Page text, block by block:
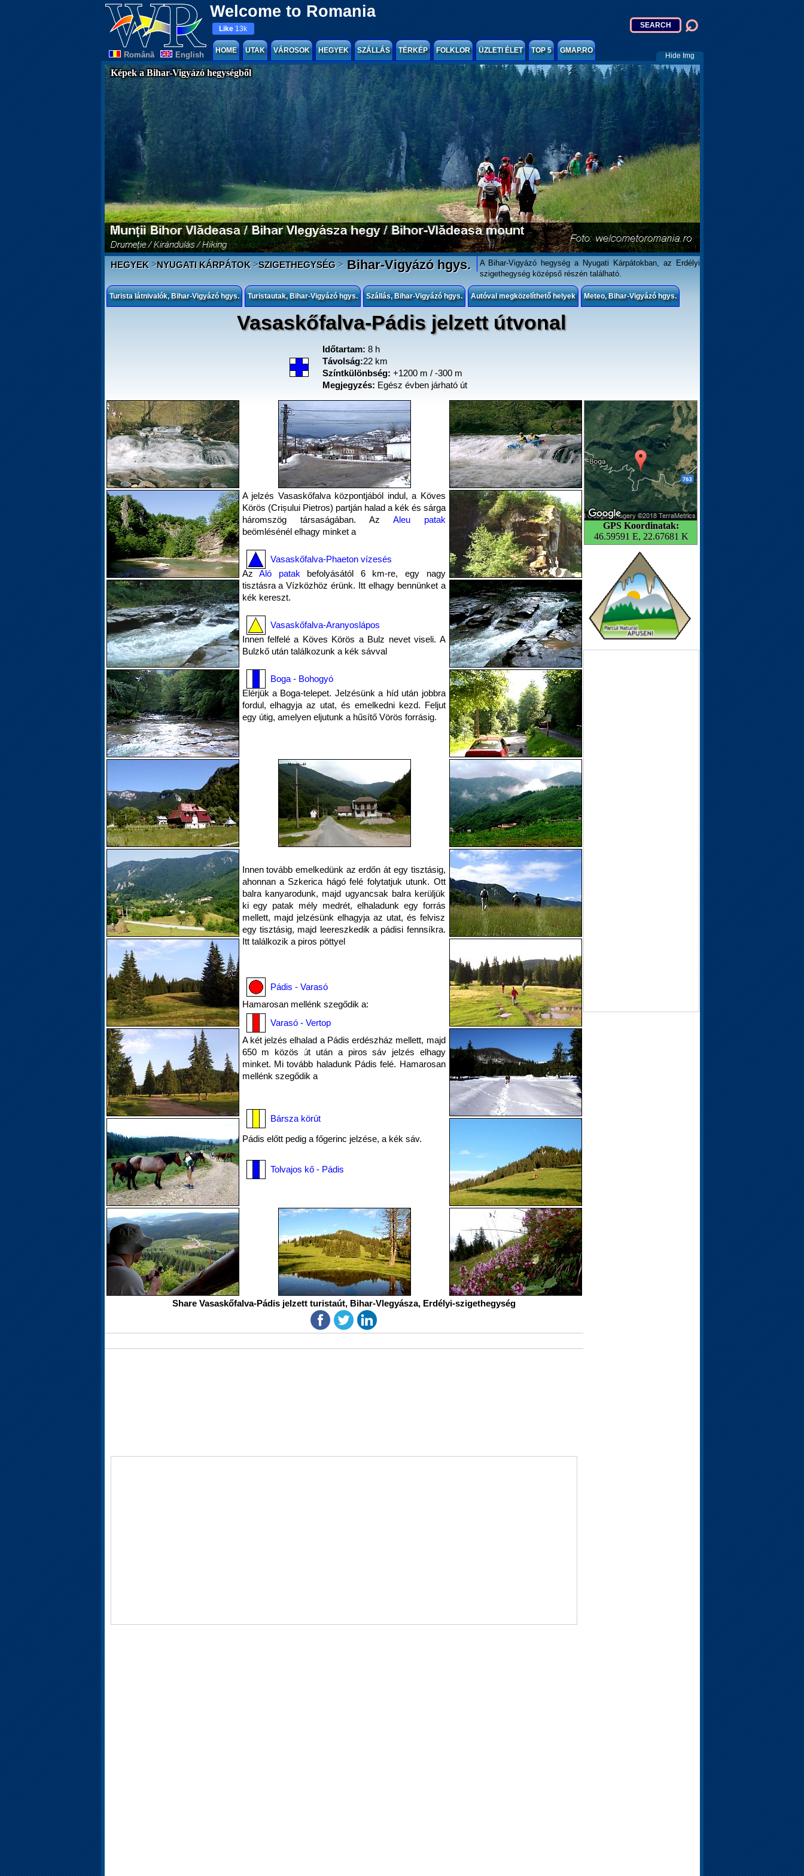
Welcome to Romania
Românã English
Like 13k
HOME UTAK VÁROSOK HEGYEK SZÁLLÁS TÉRKÉP FOLKLOR ÜZLETI ÉLET TOP 5 GMAP.RO
Hide Img
Képek a Bihar-Vigyázó hegységből
HEGYEK>NYUGATI KÁRPÁTOK>SZIGETHEGYSÉG>Bihar-Vigyázó hgys.
A Bihar-Vigyázó hegység a Nyugati Kárpátokban, az Erdélyi
szigethegység középső részén található.
Turista látnivalók, Bihar-Vigyázó hgys. Turistautak, Bihar-Vigyázó hgys. Szállás, Bihar-Vigyázó hgys. Autóval megközelíthető helyek Meteo, Bihar-Vigyázó hgys.
Vasaskőfalva-Pádis jelzett útvonal
GPS Koordinatak:
46.59591 E, 22.67681 K
Időtartam: 8 h
Távolság:22 km
Színtkülönbség: +1200 m / -300 m
Megjegyzés: Egész évben járható út
A jelzés Vasaskőfalva központjából indul, a Köves
Körös (Crișului Pietros) partján halad a kék és sárga
háromszög társaságában. Az Aleu patak
beömlésénél elhagy minket a
Vasaskőfalva-Phaeton vízesés
AzAló patak befolyásától 6 km-re, egy nagy
tisztásra a Vízközhöz érünk. Itt elhagy bennünket a
kék kereszt.
Vasaskőfalva-Aranyoslápos
Innen felfelé a Köves Körös a Bulz nevet viseli. A
Bulzkő után találkozunk a kék sávval
Boga - Bohogyó
Elérjük a Boga-telepet. Jelzésünk a híd után jobbra
fordul, elhagyja az utat, és emelkedni kezd. Feljut
egy útig, amelyen eljutunk a hűsítő Vörös forrásig.
Innen tovább emelkedünk az erdőn át egy tisztásig,
ahonnan a Szkerica hágó felé folytatjuk utunk. Ott
balra kanyarodunk, majd ugyancsak balra kerüljük
ki egy patak mély medrét, elhaladunk egy forrás
mellett, majd jelzésünk elhagyja az utat, és felvisz
egy tisztásig, majd leereszkedik a pádisi fennsíkra.
Itt találkozik a piros pöttyel
Pádis - Varasó
Hamarosan mellénk szegődik a:
Varasó - Vertop
A két jelzés elhalad a Pádis erdészház mellett, majd
650 m közös út után a piros sáv jelzés elhagy
minket. Mi tovább haladunk Pádis felé. Hamarosan
mellénk szegődik a
Bársza körút
Pádis előtt pedig a főgerinc jelzése, a kék sáv.
Tolvajos kő - Pádis
Share Vasaskőfalva-Pádis jelzett turistaút, Bihar-Vlegyásza, Erdélyi-szigethegység